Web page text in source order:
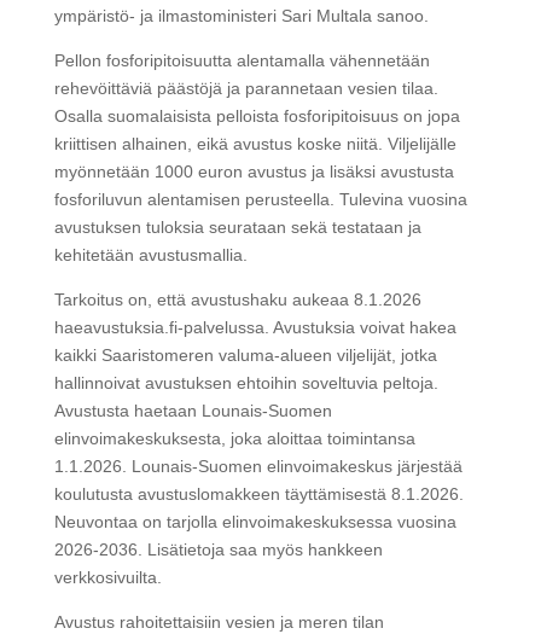
ympäristö- ja ilmastoministeri Sari Multala sanoo.
Pellon fosforipitoisuutta alentamalla vähennetään
rehevöittäviä päästöjä ja parannetaan vesien tilaa.
Osalla suomalaisista pelloista fosforipitoisuus on jopa
kriittisen alhainen, eikä avustus koske niitä. Viljelijälle
myönnetään 1000 euron avustus ja lisäksi avustusta
fosforiluvun alentamisen perusteella. Tulevina vuosina
avustuksen tuloksia seurataan sekä testataan ja
kehitetään avustusmallia.
Tarkoitus on, että avustushaku aukeaa 8.1.2026
haeavustuksia.fi-palvelussa. Avustuksia voivat hakea
kaikki Saaristomeren valuma-alueen viljelijät, jotka
hallinnoivat avustuksen ehtoihin soveltuvia peltoja.
Avustusta haetaan Lounais-Suomen
elinvoimakeskuksesta, joka aloittaa toimintansa
1.1.2026. Lounais-Suomen elinvoimakeskus järjestää
koulutusta avustuslomakkeen täyttämisestä 8.1.2026.
Neuvontaa on tarjolla elinvoimakeskuksessa vuosina
2026-2036. Lisätietoja saa myös hankkeen
verkkosivuilta.
Avustus rahoitettaisiin vesien ja meren tilan